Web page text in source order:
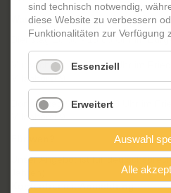
Wann und wo?
Dienstag 16:00 - 19:00 Uhr im
Mittwoch 16:00 - 19:00 Uhr im
Milanhorst 9
Donnerstag 9:00 - 12:00 Uhr im
Milanhorst 9
Unser Angebot ist für
KostenfreimitAnmeldung
sind technisch notwendig,
diese Website zu verbessern
Funktionalitäten zur Verfügung
Essenziell
Erweitert
Auswahl
Alle